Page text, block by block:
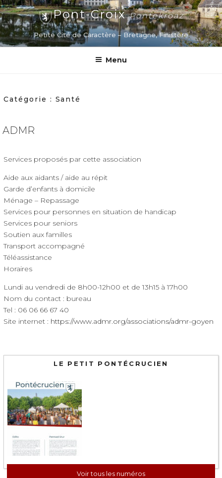
Aller
au
contenu
principal
Pont-CroixPontekroaz
Petite Cité de Caractère – Bretagne, Finistère
Menu
Catégorie : Santé
ADMR
Services proposés par cette association
Aide aux aidants / aide au répit
Garde d’enfants à domicile
Ménage – Repassage
Services pour personnes en situation de handicap
Services pour seniors
Soutien aux familles
Transport accompagné
Téléassistance
Horaires
Lundi au vendredi de 8h00-12h00 et de 13h15 à 17h00
Nom du contact : bureau
Tel : 06 06 66 67 40
Site internet : https://www.admr.org/associations/admr-goyen
LE PETIT PONTÉCRUCIEN
Voir tous les numéros